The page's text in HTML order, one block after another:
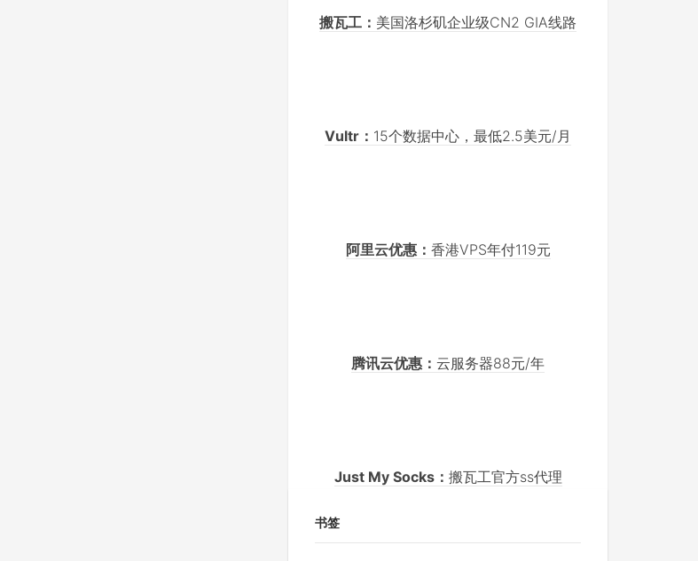
搬瓦工： 美国洛杉矶企业级CN2 GIA线路
Vultr： 15个数据中心，最低2.5美元/月
阿里云优惠： 香港VPS年付119元
腾讯云优惠： 云服务器88元/年
Just My Socks： 搬瓦工官方ss代理
书签